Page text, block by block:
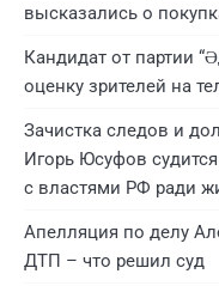
высказались о
Кандидат от партии
оценку зрителей на
Зачистка следов и
Игорь Юсуфов
с властями РФ ради
Апелляция по делу
ДТП – что решил суд